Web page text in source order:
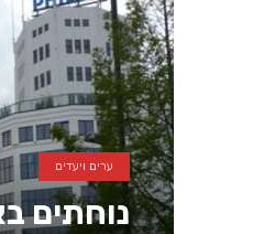
ערים ויעדים
נוחתים